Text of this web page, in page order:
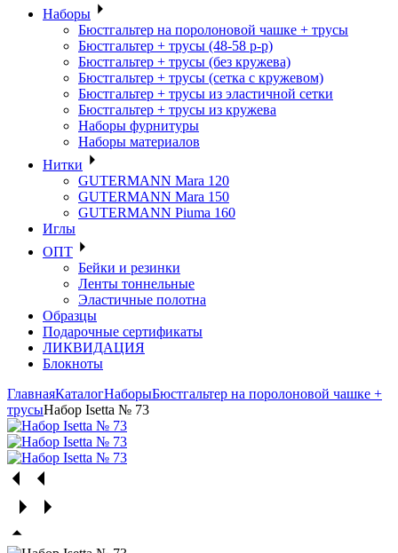
Наборы
Бюстгальтер на поролоновой чашке + трусы
Бюстгальтер + трусы (48-58 р-р)
Бюстгальтер + трусы (без кружева)
Бюстгальтер + трусы (сетка с кружевом)
Бюстгальтер + трусы из эластичной сетки
Бюстгальтер + трусы из кружева
Наборы фурнитуры
Наборы материалов
Нитки
GUTERMANN Mara 120
GUTERMANN Mara 150
GUTERMANN Piuma 160
Иглы
ОПТ
Бейки и резинки
Ленты тоннельные
Эластичные полотна
Образцы
Подарочные сертификаты
ЛИКВИДАЦИЯ
Блокноты
ГлавнаяКаталогНаборыБюстгальтер на поролоновой чашке +
трусыНабор Isetta № 73